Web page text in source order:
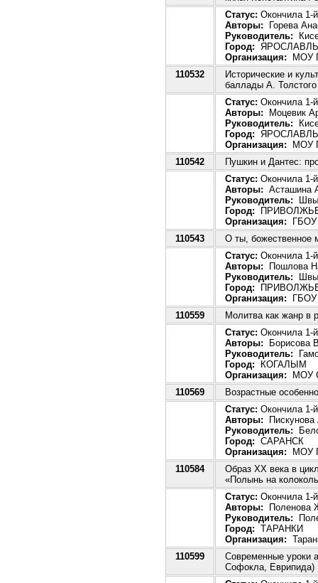
Статус: Окончила 1-
Авторы: Горева
Руководитель:
Город: ЯРОСЛАВЛЬ
Организация: МОУ
110532
Исторические и
баллады А. Толстого
Статус: Окончила 1-
Авторы: Моцевик
Руководитель:
Город: ЯРОСЛАВЛЬ
Организация: МОУ
110542
Пушкин и Дантес:
Статус: Окончила 1-
Авторы: Асташина
Руководитель:
Город:
Организация:
110543
О ты, божественное
Статус: Окончила 1-
Авторы: Пошлова
Руководитель:
Город:
Организация:
110559
Молитва как жанр в
Статус: Окончила 1-
Авторы: Борисова
Руководитель:
Город: КОГАЛЫМ
Организация: МОУ
110569
Возрастные
Статус: Окончила 1-
Авторы:
Руководитель:
Город: САРАНСК
Организация: МОУ
110584
Образ ХХ века в
«Полынь на
Статус: Окончила 1-
Авторы: Поленова
Руководитель:
Город: ТАРАНКИ
Организация:
110599
Современные уроки
Софокла, Еврипида)